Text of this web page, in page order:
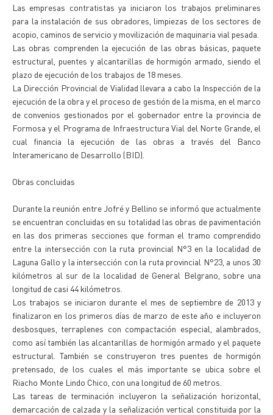
Las empresas contratistas ya iniciaron los trabajos preliminares
para la instalación de sus obradores, limpiezas de los sectores de
acopio, caminos de servicio y movilización de maquinaria vial pesada.
Las obras comprenden la ejecución de las obras básicas, paquete
estructural, puentes y alcantarillas de hormigón armado, siendo el
plazo de ejecución de los trabajos de 18 meses.
La Dirección Provincial de Vialidad llevara a cabo la Inspección de la
ejecución de la obra y el proceso de gestión de la misma, en el marco
de convenios gestionados por el gobernador entre la provincia de
Formosa y el Programa de Infraestructura Vial del Norte Grande, el
cual financia la ejecución de las obras a través del Banco
Interamericano de Desarrollo (BID).
Obras concluidas
Durante la reunión entre Jofré y Bellino se informó que actualmente
se encuentran concluidas en su totalidad las obras de pavimentación
en las dos primeras secciones que forman el tramo comprendido
entre la intersección con la ruta provincial N°3 en la localidad de
Laguna Gallo y la intersección con la ruta provincial N°23, a unos 30
kilómetros al sur de la localidad de General Belgrano, sobre una
longitud de casi 44 kilómetros.
Los trabajos se iniciaron durante el mes de septiembre de 2013 y
finalizaron en los primeros días de marzo de este año e incluyeron
desbosques, terraplenes con compactación especial, alambrados,
como así también las alcantarillas de hormigón armado y el paquete
estructural. También se construyeron tres puentes de hormigón
pretensado, de los cuales el más importante se ubica sobre el
Riacho Monte Lindo Chico, con una longitud de 60 metros.
Las tareas de terminación incluyeron la señalización horizontal,
demarcación de calzada y la señalización vertical constituida por la